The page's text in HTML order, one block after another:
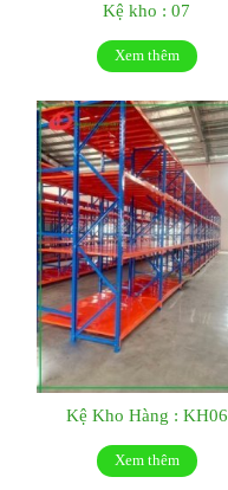
Kệ kho : 07
Xem thêm
Kệ Kho Hàng : KH06
Xem thêm